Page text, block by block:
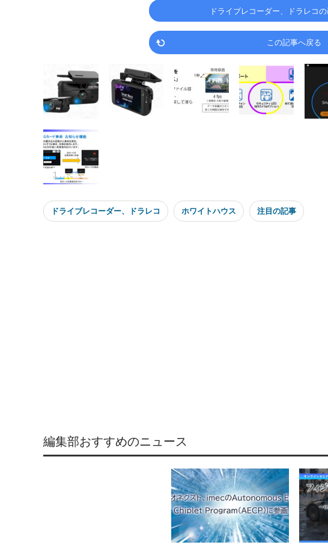
ドライブレコーダー、ドラレコ
この記事へ戻る
ドライブレコーダー、ドラレコ ホワイトハウス 注目の記事
編集部おすすめのニュース